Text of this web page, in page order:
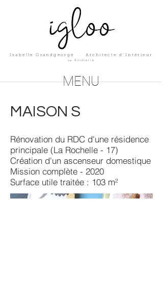
Isabelle Grandgeorge . A rchitecte d'Intérieur
La Rochelle
MENU
MAISON S
Rénovation du RDC d'une résidence
principale (La Rochelle - 17)
Création d'un ascenseur domestique
Mission complète - 2020
Surface utile traitée : 103 m²